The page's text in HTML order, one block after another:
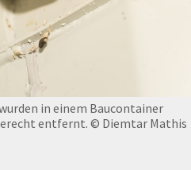
in einem Baucontainer
entfernt. © Diemtar Mathis